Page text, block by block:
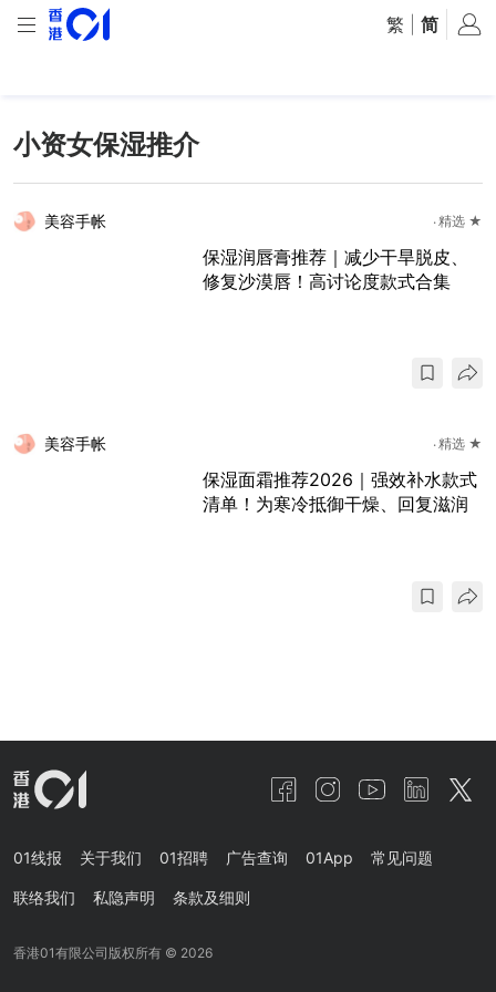
繁 简
小资女保湿推介
美容手帐 精选 ★
保湿润唇膏推荐｜减少干旱脱皮、
修复沙漠唇！高讨论度款式合集
美容手帐 精选 ★
保湿面霜推荐2026｜强效补水款式
清单！为寒冷抵御干燥、回复滋润
01线报 关于我们 01招聘 广告查询 01App 常见问题
联络我们 私隐声明 条款及细则
香港01有限公司版权所有 © 2026